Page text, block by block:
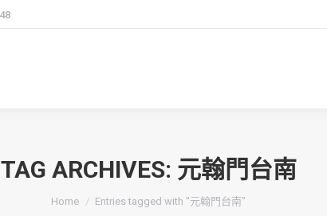
TAG ARCHIVES: 元翰門台南
You are here:
Home Entries tagged with "元翰門台南"